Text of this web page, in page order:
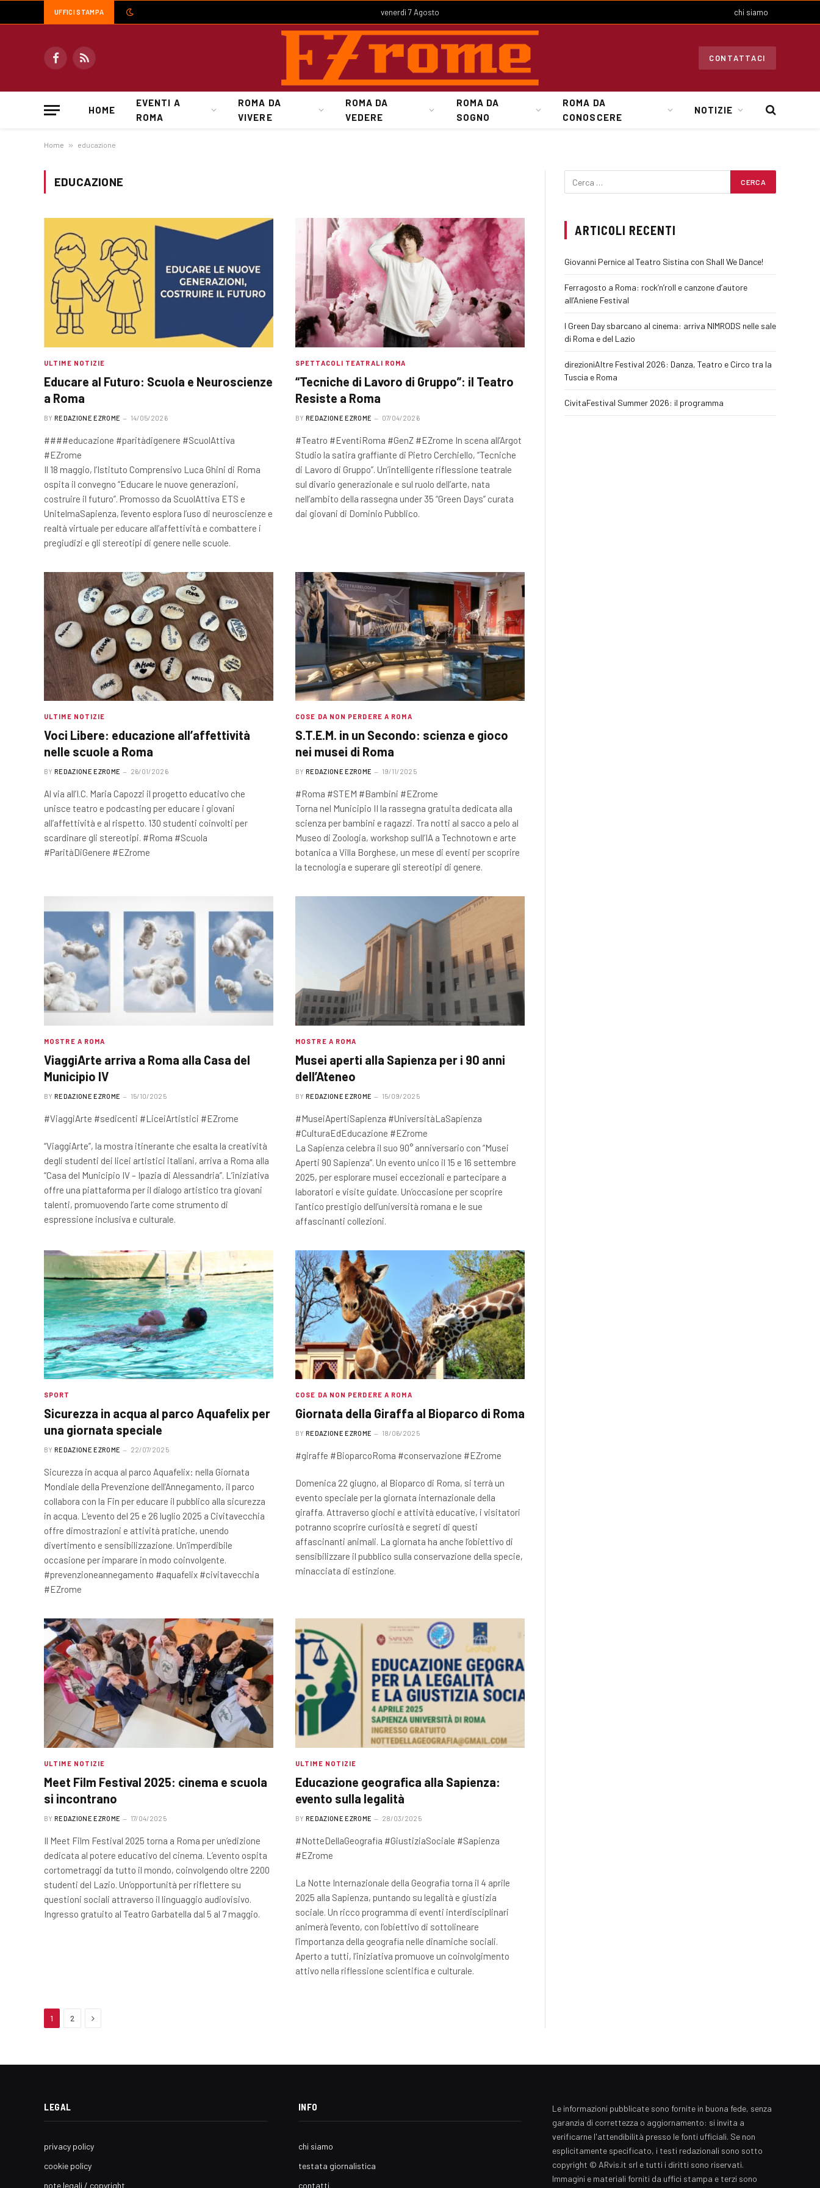
UFFICI STAMPA venerdì 7 Agosto chi siamo
FacebookRSS
CONTATTACI
HOME
EVENTI A
ROMA
ROMA DA
VIVERE
ROMA DA
VEDERE
ROMA DA
SOGNO
ROMA DA
CONOSCERE
NOTIZIE
Home » educazione
EDUCAZIONE
ULTIME NOTIZIE
Educare al Futuro: Scuola e Neuroscienze
a Roma
BY REDAZIONE EZROME 14/05/2026
####educazione #paritàdigenere #ScuolAttiva
#EZrome
Il 18 maggio, l’Istituto Comprensivo Luca Ghini di Roma
ospita il convegno “Educare le nuove generazioni,
costruire il futuro”. Promosso da ScuolAttiva ETS e
UnitelmaSapienza, l’evento esplora l’uso di neuroscienze e
realtà virtuale per educare all’affettività e combattere i
pregiudizi e gli stereotipi di genere nelle scuole.
SPETTACOLI TEATRALI ROMA
“Tecniche di Lavoro di Gruppo”: il Teatro
Resiste a Roma
BY REDAZIONE EZROME 07/04/2026
#Teatro #EventiRoma #GenZ #EZrome In scena all’Argot
Studio la satira graffiante di Pietro Cerchiello, “Tecniche
di Lavoro di Gruppo”. Un’intelligente riflessione teatrale
sul divario generazionale e sul ruolo dell’arte, nata
nell’ambito della rassegna under 35 “Green Days” curata
dai giovani di Dominio Pubblico.
ULTIME NOTIZIE
Voci Libere: educazione all’affettività
nelle scuole a Roma
BY REDAZIONE EZROME 26/01/2026
Al via all’I.C. Maria Capozzi il progetto educativo che
unisce teatro e podcasting per educare i giovani
all’affettività e al rispetto. 130 studenti coinvolti per
scardinare gli stereotipi. #Roma #Scuola
#ParitàDiGenere #EZrome
COSE DA NON PERDERE A ROMA
S.T.E.M. in un Secondo: scienza e gioco
nei musei di Roma
BY REDAZIONE EZROME 19/11/2025
#Roma #STEM #Bambini #EZrome
Torna nel Municipio II la rassegna gratuita dedicata alla
scienza per bambini e ragazzi. Tra notti al sacco a pelo al
Museo di Zoologia, workshop sull’IA a Technotown e arte
botanica a Villa Borghese, un mese di eventi per scoprire
la tecnologia e superare gli stereotipi di genere.
MOSTRE A ROMA
ViaggiArte arriva a Roma alla Casa del
Municipio IV
BY REDAZIONE EZROME 15/10/2025
#ViaggiArte #sedicenti #LiceiArtistici #EZrome
“ViaggiArte”, la mostra itinerante che esalta la creatività
degli studenti dei licei artistici italiani, arriva a Roma alla
“Casa del Municipio IV – Ipazia di Alessandria”. L’iniziativa
offre una piattaforma per il dialogo artistico tra giovani
talenti, promuovendo l’arte come strumento di
espressione inclusiva e culturale.
MOSTRE A ROMA
Musei aperti alla Sapienza per i 90 anni
dell’Ateneo
BY REDAZIONE EZROME 15/09/2025
#MuseiApertiSapienza #UniversitàLaSapienza
#CulturaEdEducazione #EZrome
La Sapienza celebra il suo 90° anniversario con “Musei
Aperti 90 Sapienza”. Un evento unico il 15 e 16 settembre
2025, per esplorare musei eccezionali e partecipare a
laboratori e visite guidate. Un’occasione per scoprire
l’antico prestigio dell’università romana e le sue
affascinanti collezioni.
SPORT
Sicurezza in acqua al parco Aquafelix per
una giornata speciale
BY REDAZIONE EZROME 22/07/2025
Sicurezza in acqua al parco Aquafelix: nella Giornata
Mondiale della Prevenzione dell’Annegamento, il parco
collabora con la Fin per educare il pubblico alla sicurezza
in acqua. L’evento del 25 e 26 luglio 2025 a Civitavecchia
offre dimostrazioni e attività pratiche, unendo
divertimento e sensibilizzazione. Un’imperdibile
occasione per imparare in modo coinvolgente.
#prevenzioneannegamento #aquafelix #civitavecchia
#EZrome
COSE DA NON PERDERE A ROMA
Giornata della Giraffa al Bioparco di Roma
BY REDAZIONE EZROME 18/06/2025
#giraffe #BioparcoRoma #conservazione #EZrome
Domenica 22 giugno, al Bioparco di Roma, si terrà un
evento speciale per la giornata internazionale della
giraffa. Attraverso giochi e attività educative, i visitatori
potranno scoprire curiosità e segreti di questi
affascinanti animali. La giornata ha anche l’obiettivo di
sensibilizzare il pubblico sulla conservazione della specie,
minacciata di estinzione.
ULTIME NOTIZIE
Meet Film Festival 2025: cinema e scuola
si incontrano
BY REDAZIONE EZROME 17/04/2025
Il Meet Film Festival 2025 torna a Roma per un’edizione
dedicata al potere educativo del cinema. L’evento ospita
cortometraggi da tutto il mondo, coinvolgendo oltre 2200
studenti del Lazio. Un’opportunità per riflettere su
questioni sociali attraverso il linguaggio audiovisivo.
Ingresso gratuito al Teatro Garbatella dal 5 al 7 maggio.
ULTIME NOTIZIE
Educazione geografica alla Sapienza:
evento sulla legalità
BY REDAZIONE EZROME 28/03/2025
#NotteDellaGeografia #GiustiziaSociale #Sapienza
#EZrome
La Notte Internazionale della Geografia torna il 4 aprile
2025 alla Sapienza, puntando su legalità e giustizia
sociale. Un ricco programma di eventi interdisciplinari
animerà l’evento, con l’obiettivo di sottolineare
l’importanza della geografia nelle dinamiche sociali.
Aperto a tutti, l’iniziativa promuove un coinvolgimento
attivo nella riflessione scientifica e culturale.
1 2 Next
ARTICOLI RECENTI
Giovanni Pernice al Teatro Sistina con Shall We Dance!
Ferragosto a Roma: rock’n’roll e canzone d’autore
all’Aniene Festival
I Green Day sbarcano al cinema: arriva NIMRODS nelle sale
di Roma e del Lazio
direzioniAltre Festival 2026: Danza, Teatro e Circo tra la
Tuscia e Roma
CivitaFestival Summer 2026: il programma
LEGAL
privacy policy
cookie policy
note legali / copyright
INFO
chi siamo
testata giornalistica
contatti
Le informazioni pubblicate sono fornite in buona fede, senza
garanzia di correttezza o aggiornamento: si invita a
verificarne l'attendibilità presso le fonti ufficiali. Se non
esplicitamente specificato, i testi redazionali sono sotto
copyright © ARvis.it srl e tutti i diritti sono riservati.
Immagini e materiali forniti da uffici stampa e terzi sono